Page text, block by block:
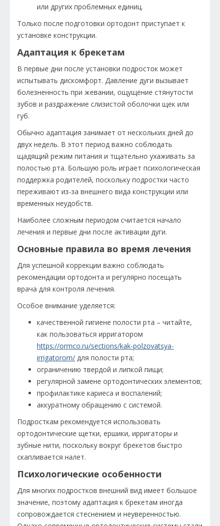
или других проблемных единиц.
Только после подготовки ортодонт приступает к
установке конструкции.
Адаптация к брекетам
В первые дни после установки подросток может
испытывать дискомфорт. Давление дуги вызывает
болезненность при жевании, ощущение стянутости
зубов и раздражение слизистой оболочки щек или
губ.
Обычно адаптация занимает от нескольких дней до
двух недель. В этот период важно соблюдать
щадящий режим питания и тщательно ухаживать за
полостью рта. Большую роль играет психологическая
поддержка родителей, поскольку подростки часто
переживают из-за внешнего вида конструкции или
временных неудобств.
Наиболее сложным периодом считается начало
лечения и первые дни после активации дуги.
Основные правила во время лечения
Для успешной коррекции важно соблюдать
рекомендации ортодонта и регулярно посещать
врача для контроля лечения.
Особое внимание уделяется:
качественной гигиене полости рта – читайте,
как пользоваться ирригатором
https://ormco.ru/sections/kak-polzovatsya-
irrigatorom/ для полости рта;
ограничению твердой и липкой пищи;
регулярной замене ортодонтических элементов;
профилактике кариеса и воспалений;
аккуратному обращению с системой.
Подросткам рекомендуется использовать
ортодонтические щетки, ершики, ирригаторы и
зубные нити, поскольку вокруг брекетов быстро
скапливается налет.
Психологические особенности
Для многих подростков внешний вид имеет большое
значение, поэтому адаптация к брекетам иногда
сопровождается стеснением и неуверенностью.